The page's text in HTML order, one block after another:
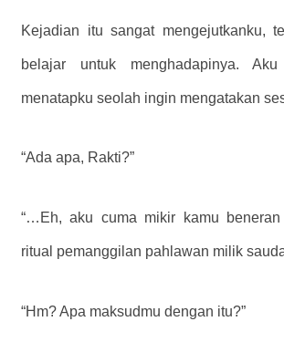
Kejadian itu sangat mengejutkanku,
belajar untuk menghadapinya.
menatapku seolah ingin mengatakan
“Ada apa, Rakti?”
“…Eh, aku cuma mikir kamu
ritual pemanggilan pahlawan milik
“Hm? Apa maksudmu dengan itu?”